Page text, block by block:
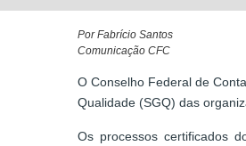
Por Fabrício Santos
Comunicação CFC
O Conselho Federal de
Qualidade (SGQ) das
Os processos certificados